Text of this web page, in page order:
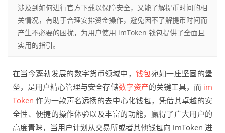
涉及到如何进行官方下载以保障安全，又能了解提币时间的相
关情况，有助于合理安排资金操作，避免因不了解提币时间而
产生不必要的困扰，为用户使用 imToken 钱包提供了全面且
实用的指引。
在当今蓬勃发展的数字货币领域中，钱包宛如一座坚固的堡
垒，是用户精心管理与安全存储数字资产的关键工具，而 im
Token 作为一款声名远扬的去中心化钱包，凭借其卓越的安
全性、便捷的操作体验以及丰富的功能，赢得了广大用户的
高度青睐，当用户计划从交易所或者其他钱包向 imToken 进